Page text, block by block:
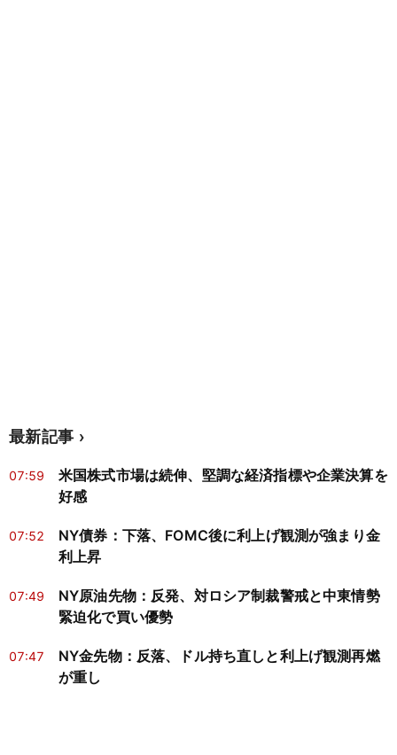
最新記事
07:59
米国株式市場は続伸、堅調な経済指標や企業決算を
好感
07:52
NY債券：下落、FOMC後に利上げ観測が強まり金
利上昇
07:49
NY原油先物：反発、対ロシア制裁警戒と中東情勢
緊迫化で買い優勢
07:47
NY金先物：反落、ドル持ち直しと利上げ観測再燃
が重し